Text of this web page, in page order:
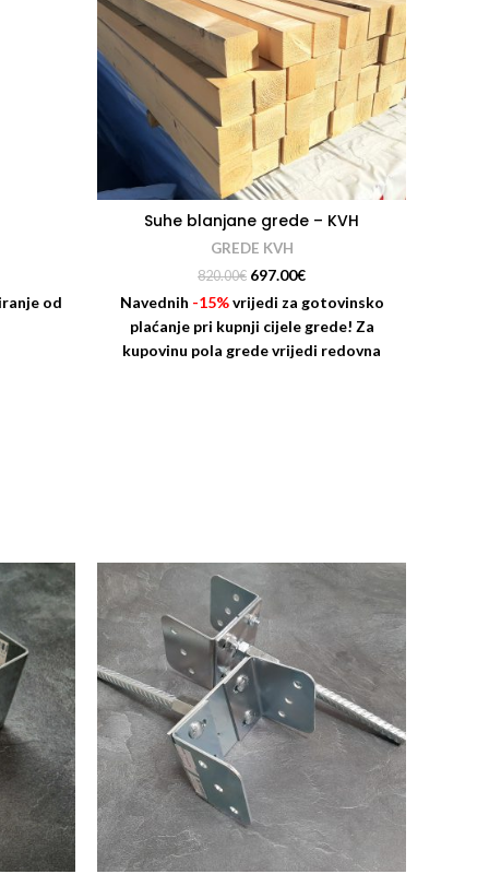
od
Suhe blanjane grede – KVH
GREDE KVH
820.00€ 697.00€
Navednih -15%vrijedi za gotovinsko
plaćanje pri kupnji cijele grede! Za
kupovinu pola grede vrijedi redovna